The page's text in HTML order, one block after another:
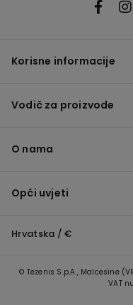
Korisne informacije
Vodič za proizvode
O nama
Opći uvjeti
Hrvatska / €
© Tezenis S.p.A., Malcesine
VAT